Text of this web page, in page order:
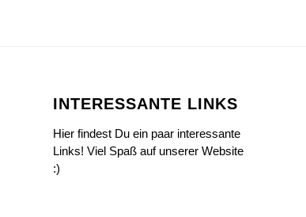
INTERESSANTE LINKS
Hier findest Du ein paar interessante
Links! Viel Spaß auf unserer Website
:)